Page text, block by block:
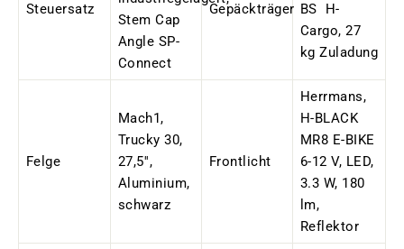
Steuersatz
Stem Cap
Angle SP-
Connect
Gepäckträger BS H-
Cargo, 27
kg Zuladung
Felge
Mach1,
Trucky 30,
27,5'',
Aluminium,
schwarz
Frontlicht
Herrmans,
H-BLACK
MR8 E-BIKE
6-12 V, LED,
3.3 W, 180
lm,
Reflektor